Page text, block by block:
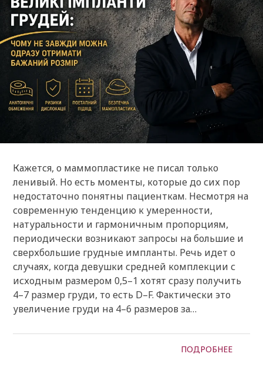
Кажется, о маммопластике не писал только
ленивый. Но есть моменты, которые до сих пор
недостаточно понятны пациенткам. Несмотря на
современную тенденцию к умеренности,
натуральности и гармоничным пропорциям,
периодически возникают запросы на большие и
сверхбольшие грудные импланты. Речь идет о
случаях, когда девушки средней комплекции с
исходным размером 0,5–1 хотят сразу получить
4–7 размер груди, то есть D–F. Фактически это
увеличение груди на 4–6 размеров за…
ПОДРОБНЕЕ